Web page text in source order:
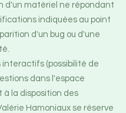
d'un matériel ne répondant
indiquées au point
d'un bug ou d'une
interactifs (possibilité de
dans l'espace
à la disposition des
Hamoniaux se réserve